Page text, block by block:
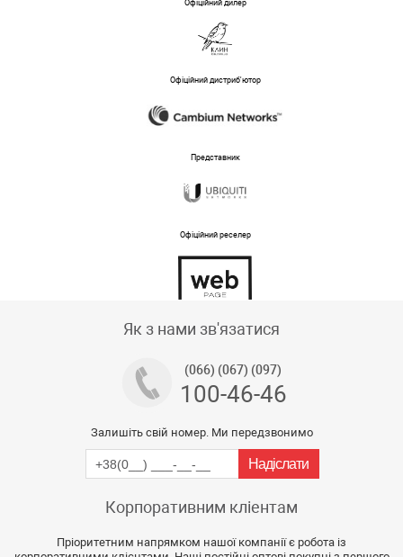
Офіційний дилер
Офіційний дистриб'ютор
Представник
Офіційний реселер
Як з нами зв'язатися
(066) (067) (097)
100-46-46
Залишіть свій номер. Ми передзвонимо
Корпоративним кліентам
Пріоритетним напрямком нашої компанії є робота із